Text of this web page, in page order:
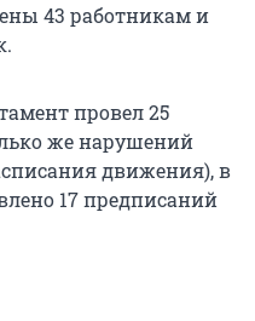
43 работникам и
провел 25
же нарушений
движения), в
17 предписаний